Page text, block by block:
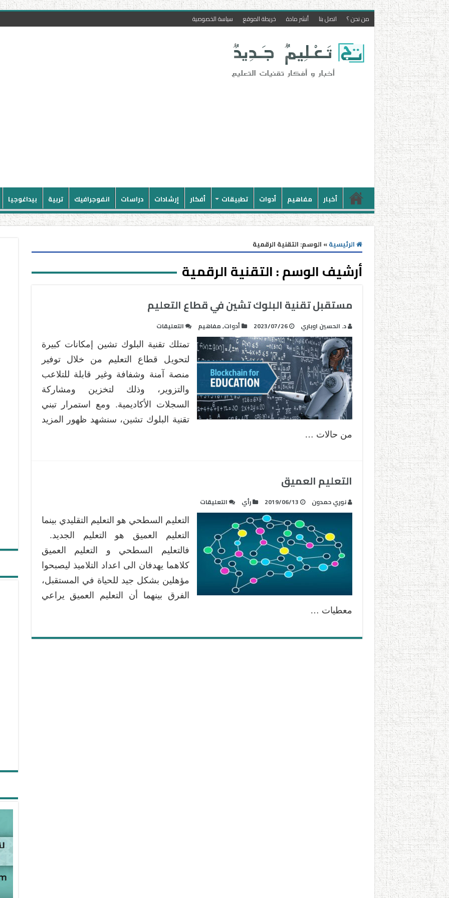
من نحن ؟ اتصل بنا أنشر مادة خريطة الموقع سياسة الخصوصية
أخبار مفاهيم أدوات تطبيقات أفكار إرشادات دراسات انفوجرافيك تربية بيداغوجيا
الرئيسية» الوسم: التقنية الرقمية
أرشيف الوسم :التقنية الرقمية
مستقبل تقنية البلوك تشين في قطاع التعليم
د. الحسين اوباري 2023/07/26 أدوات,مفاهيم التعليقات
تقنية
البلوك
تشين
قطاع
التعليم
مغلقة
تمتلك تقنية البلوك تشين إمكانات كبيرة
لتحويل قطاع التعليم من خلال توفير
منصة آمنة وشفافة وغير قابلة للتلاعب
والتزوير، وذلك لتخزين ومشاركة
السجلات الأكاديمية. ومع استمرار تبني
تقنية البلوك تشين، سنشهد ظهور المزيد
من حالات …
التعليم العميق
نوري حمدون 2019/06/13 رأي التعليقات
التعليم
العميق
مغلقة
التعليم السطحي هو التعليم التقليدي بينما
التعليم العميق هو التعليم الجديد.
فالتعليم السطحي و التعليم العميق
كلاهما يهدفان الى اعداد التلاميذ ليصبحوا
مؤهلين بشكل جيد للحياة في المستقبل،
الفرق بينهما أن التعليم العميق يراعي
معطيات …